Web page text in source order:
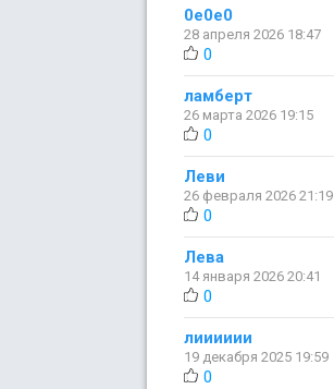
0e0e0
28 апреля 2026 18:47
0
ламберт
26 марта 2026 19:15
0
Леви
26 февраля 2026 21:19
0
Лева
14 января 2026 20:41
0
лииииии
19 декабря 2025 19:59
0